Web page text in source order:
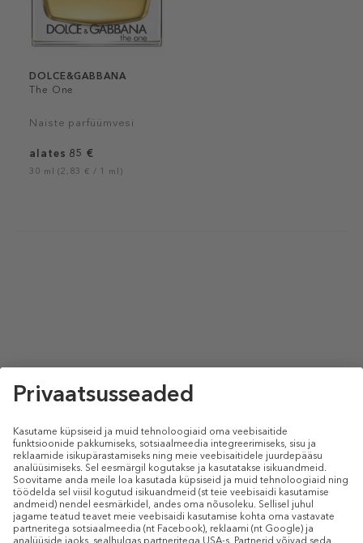
DOLCE&GABBANA
The One
Naiste parfüümvesi
alates 85 €
30 ml (2,83 € / 1 ml)